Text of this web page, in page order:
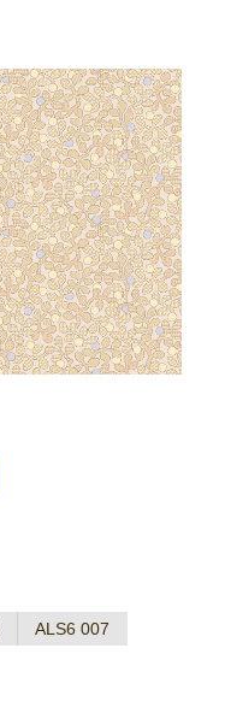
ALS6 007